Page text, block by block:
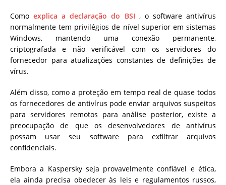
Comoexplica a declaração do BSI , o software antivírus
normalmente tem privilégios de nível superior em sistemas
Windows, mantendo uma conexão permanente,
criptografada e não verificável com os servidores do
fornecedor para atualizações constantes de definições de
vírus.
Além disso, como a proteção em tempo real de quase todos
os fornecedores de antivírus pode enviar arquivos suspeitos
para servidores remotos para análise posterior, existe a
preocupação de que os desenvolvedores de antivírus
possam usar seu software para exfiltrar arquivos
confidenciais.
Embora a Kaspersky seja provavelmente confiável e ética,
ela ainda precisa obedecer às leis e regulamentos russos,